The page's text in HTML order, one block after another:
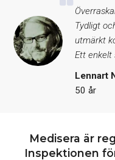
Tydligt
utmärkt
Ett enkelt
Lennart
50 år
Medisera är
Inspektionen